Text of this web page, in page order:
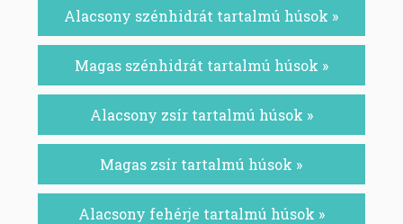
Alacsony szénhidrát tartalmú húsok »
Magas szénhidrát tartalmú húsok »
Alacsony zsír tartalmú húsok »
Magas zsír tartalmú húsok »
Alacsony fehérje tartalmú húsok »